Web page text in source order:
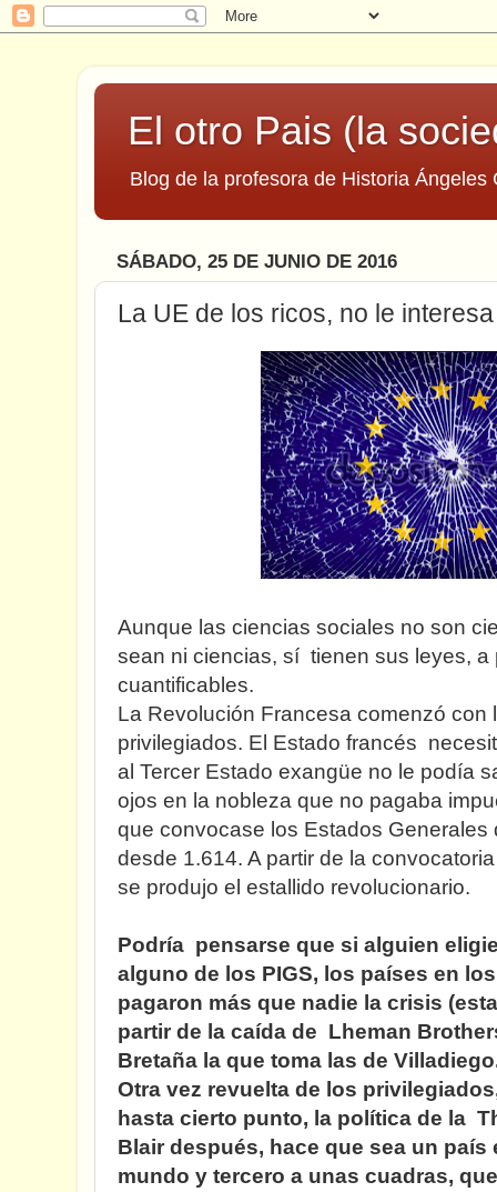
El otro Pais (la
Blog de la profesora de Historia Ángeles
SÁBADO, 25 DE JUNIO DE 2016
La UE de los ricos, no le
Aunque las ciencias sociales no son
sean ni ciencias, sí tienen sus leyes, a
cuantificables.
La Revolución Francesa comenzó con
privilegiados. El Estado francés
al Tercer Estado exangüe no le podía
ojos en la nobleza que no pagaba
que convocase los Estados
desde 1.614. A partir de la
se produjo el estallido revolucionario.
Podría pensarse que si alguien
alguno de los PIGS, los países en
pagaron más que nadie la crisis
partir de la caída de Lheman
Bretaña la que toma las de
Otra vez revuelta de los
hasta cierto punto, la política de la
Blair después, hace que sea un
mundo y tercero a unas cuadras,